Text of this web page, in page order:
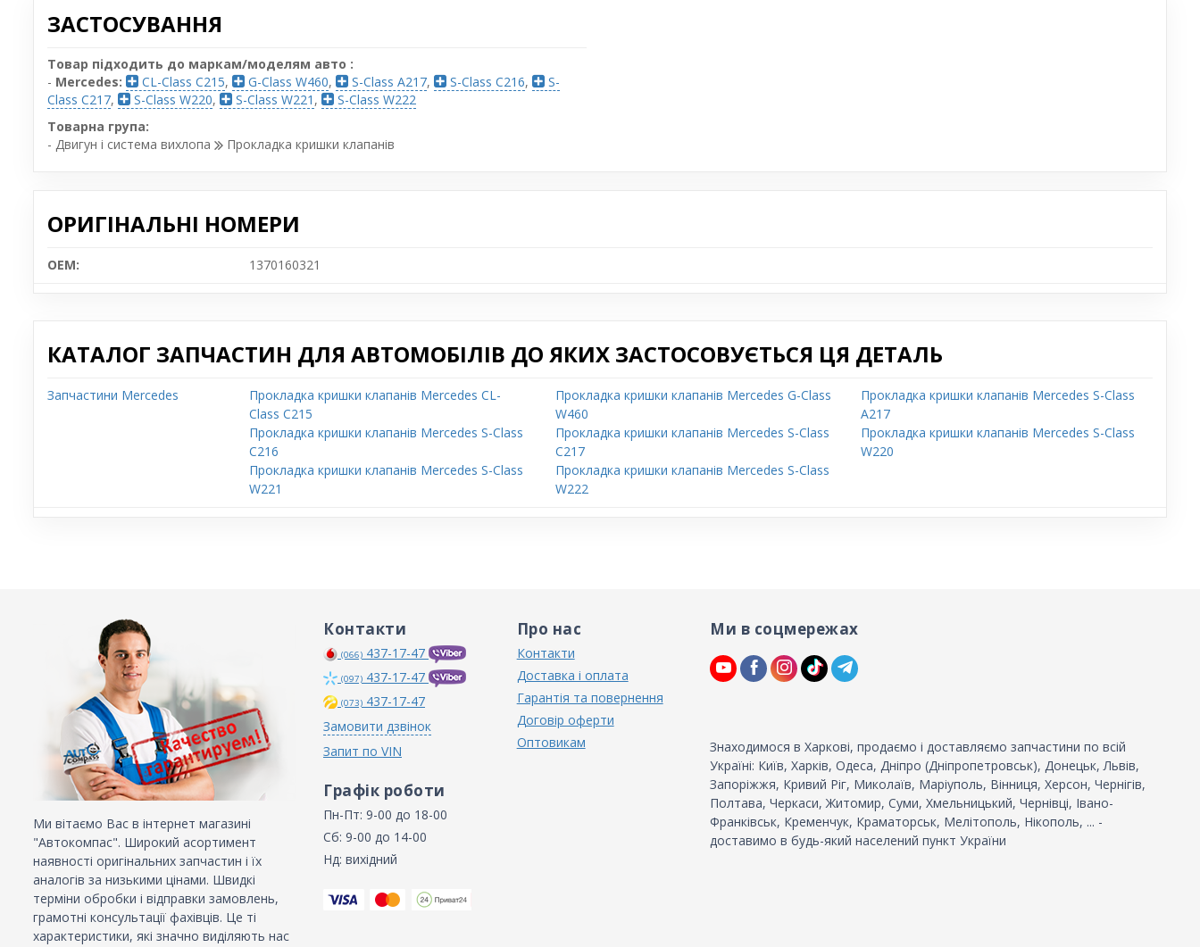
ЗАСТОСУВАННЯ
Товар підходить до маркам/моделям авто :
- Mercedes: CL-Class C215, G-Class W460, S-Class A217, S-Class C216,
S-
Class C217, S-Class W220, S-Class W221 ,
S-Class W222
Товарна група:
- Двигун і система вихлопа
Прокладка кришки клапанів
ОРИГІНАЛЬНІ НОМЕРИ
OEM: 1370160321
КАТАЛОГ ЗАПЧАСТИН ДЛЯ АВТОМОБІЛІВ ДО ЯКИХ ЗАСТОСОВУЄТЬСЯ ЦЯ ДЕТАЛЬ
Запчастини Mercedes
Прокладка кришки клапанів Mercedes CL-
Class C215
Прокладка кришки клапанів Mercedes G-Class
W460
Прокладка кришки клапанів Mercedes S-Class
A217
Прокладка кришки клапанів Mercedes S-Class
C216
Прокладка кришки клапанів Mercedes S-Class
C217
Прокладка кришки клапанів Mercedes S-Class
W220
Прокладка кришки клапанів Mercedes S-Class
W221
Прокладка кришки клапанів Mercedes S-Class
W222
Ми вітаємо Вас в інтернет магазині
"Автокомпас". Широкий асортимент
наявності оригінальних запчастин і їх
аналогів за низькими цінами. Швидкі
терміни обробки і відправки замовлень,
грамотні консультації фахівців. Це ті
характеристики, які значно виділяють нас
Контакти
(066) 437-17-47
(097) 437-17-47
(073) 437-17-47
Замовити дзвінок
Запит по VIN
Графік роботи
Пн-Пт: 9-00 до 18-00
Сб: 9-00 до 14-00
Нд: вихідний
Про нас
Контакти
Доставка і оплата
Гарантія та повернення
Договір оферти
Оптовикам
Ми в соцмережах
Знаходимося в Харкові, продаємо і доставляємо запчастини по всій
Україні: Київ, Харків, Одеса, Дніпро (Дніпропетровськ), Донецьк, Львів,
Запоріжжя, Кривий Ріг, Миколаїв, Маріуполь, Вінниця, Херсон, Чернігів,
Полтава, Черкаси, Житомир, Суми, Хмельницький, Чернівці, Івано-
Франківськ, Кременчук, Краматорськ, Мелітополь, Нікополь, ... -
доставимо в будь-який населений пункт України